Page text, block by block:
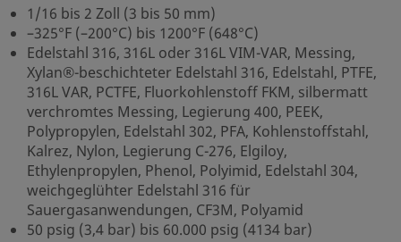
1/16 bis 2 Zoll (3 bis 50 mm)
–325°F (–200°C) bis 1200°F (648°C)
Edelstahl 316, 316L oder 316L VIM-VAR, Messing,
Xylan®-beschichteter Edelstahl 316, Edelstahl, PTFE,
316L VAR, PCTFE, Fluorkohlenstoff FKM, silbermatt
verchromtes Messing, Legierung 400, PEEK,
Polypropylen, Edelstahl 302, PFA, Kohlenstoffstahl,
Kalrez, Nylon, Legierung C-276, Elgiloy,
Ethylenpropylen, Phenol, Polyimid, Edelstahl 304,
weichgeglühter Edelstahl 316 für
Sauergasanwendungen, CF3M, Polyamid
50 psig (3,4 bar) bis 60.000 psig (4134 bar)